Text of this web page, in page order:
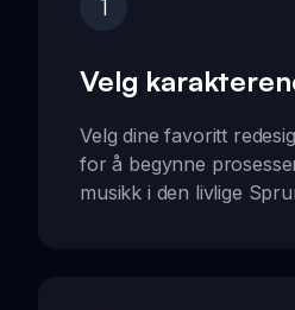
1
Velg
Velg dine favoritt
for å begynne
musikk i den livlige